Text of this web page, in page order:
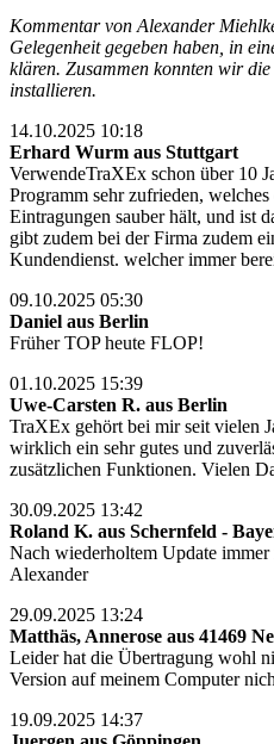
Kommentar von Alexander
Gelegenheit gegeben haben, in
klären. Zusammen konnten wir
installieren.
14.10.2025 10:18
Erhard Wurm aus Stuttgart
VerwendeTraXEx schon über 10
Programm sehr zufrieden,
Eintragungen sauber hält, und ist
gibt zudem bei der Firma zudem
Kundendienst. welcher immer
09.10.2025 05:30
Daniel aus Berlin
Früher TOP heute FLOP!
01.10.2025 15:39
Uwe-Carsten R. aus Berlin
TraXEx gehört bei mir seit vielen
wirklich ein sehr gutes und
zusätzlichen Funktionen. Vielen
30.09.2025 13:42
Roland K. aus Schernfeld -
Nach wiederholtem Update
Alexander
29.09.2025 13:24
Matthäs, Annerose aus 41469
Leider hat die Übertragung wohl
Version auf meinem Computer
19.09.2025 14:37